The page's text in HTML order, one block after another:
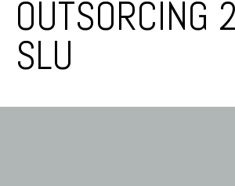
OUTSORCING
SLU